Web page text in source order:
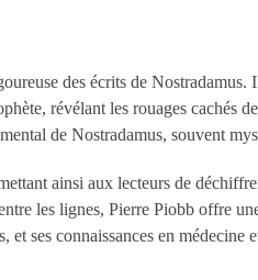
des écrits de Nostradamus.
révélant les rouages cachés
de Nostradamus, souvent
ainsi aux lecteurs de
les lignes, Pierre Piobb offre
ses connaissances en médecine